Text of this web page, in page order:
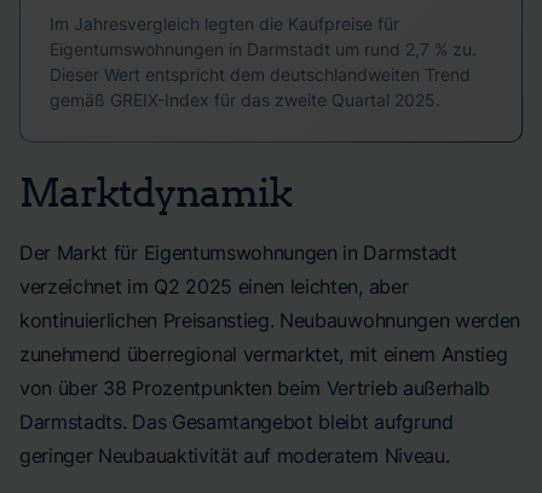
Im Jahresvergleich legten die Kaufpreise für
Eigentumswohnungen in Darmstadt um rund 2,7 % zu.
Dieser Wert entspricht dem deutschlandweiten Trend
gemäß GREIX-Index für das zweite Quartal 2025.
Marktdynamik
Der Markt für Eigentumswohnungen in Darmstadt
verzeichnet im Q2 2025 einen leichten, aber
kontinuierlichen Preisanstieg. Neubauwohnungen werden
zunehmend überregional vermarktet, mit einem Anstieg
von über 38 Prozentpunkten beim Vertrieb außerhalb
Darmstadts. Das Gesamtangebot bleibt aufgrund
geringer Neubauaktivität auf moderatem Niveau.